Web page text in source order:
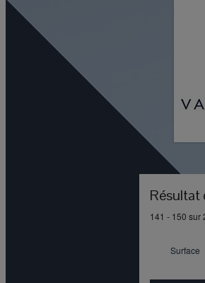
Résultat
141 - 150 sur
Surface